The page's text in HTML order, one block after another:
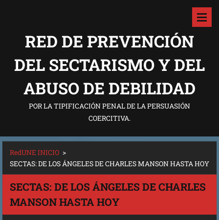
RED DE PREVENCIÓN
DEL SECTARISMO Y DEL
ABUSO DE DEBILIDAD
POR LA TIPIFICACIÓN PENAL DE LA PERSUASIÓN
COERCITIVA.
RedUNE INICIO >
SECTAS: DE LOS ÁNGELES DE CHARLES MANSON HASTA HOY
SECTAS: DE LOS ÁNGELES DE CHARLES
MANSON HASTA HOY